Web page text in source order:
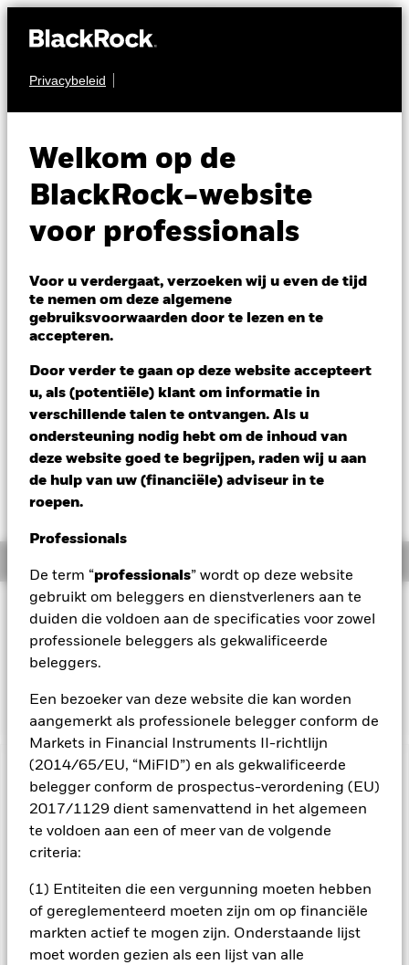
Privacybeleid
Welkom op de
BlackRock-website
voor professionals
Voor u verdergaat, verzoeken wij u even de tijd
te nemen om deze algemene
gebruiksvoorwaarden door te lezen en te
accepteren.
Door verder te gaan op deze website accepteert
u, als (potentiële) klant om informatie in
verschillende talen te ontvangen. Als u
ondersteuning nodig hebt om de inhoud van
deze website goed te begrijpen, raden wij u aan
de hulp van uw (financiële) adviseur in te
roepen.
Professionals
De term “professionals” wordt op deze website
gebruikt om beleggers en dienstverleners aan te
duiden die voldoen aan de specificaties voor zowel
professionele beleggers als gekwalificeerde
beleggers.
Een bezoeker van deze website die kan worden
aangemerkt als professionele belegger conform de
Markets in Financial Instruments II-richtlijn
(2014/65/EU, “MiFID”) en als gekwalificeerde
belegger conform de prospectus-verordening (EU)
2017/1129 dient samenvattend in het algemeen
te voldoen aan een of meer van de volgende
criteria:
(1) Entiteiten die een vergunning moeten hebben
of gereglementeerd moeten zijn om op financiële
markten actief te mogen zijn. Onderstaande lijst
moet worden gezien als een lijst van alle
AANDELEN
RU2K
2000 Swap UCITS
ETF
USD 6,92
Variatie 52wk: 5,02 - 6,96
Verandering NAV 1 dag per 05/aug/2026
USD -0,04 (-0,59%)
Totaalrendement per 04/aug/2026
YTD:
BELEGGINGSDOEL
Het fonds streeft naar een rendement op uw belegging door
een combinatie van kapitaalgroei en inkomsten uit de activa
van het Fonds, dat het netto-totaalrendement van de Russell
2000 Index, de index van het Fonds (de Index), weerspiegelt.
het rendement van beleggingen kunnen dalen en stijgen, en
zijn niet gegarandeerd. Beleggers verliezen mogelijk hun
oorspronkelijke inleg.
kan worden beïnvloed door dagelijkse schommelingen op de
aandelenmarkten. Tot de andere factoren die van invloed zijn,
behoren politiek en economisch nieuws, bedrijfsresultaten en
belangrijke gebeurtenissen in de bedrijven. Derivaten zijn
zeer gevoelig voor veranderingen in de waarde van de activa